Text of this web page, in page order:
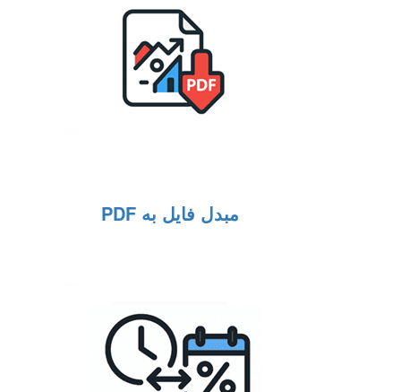
مبدل فایل به PDF